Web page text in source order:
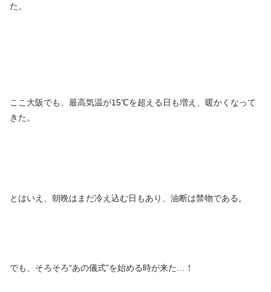
た。
ここ大阪でも、最高気温が15℃を超える日も増え、暖かくなって
きた。
とはいえ、朝晩はまだ冷え込む日もあり、油断は禁物である。
でも、そろそろ“あの儀式”を始める時が来た…！